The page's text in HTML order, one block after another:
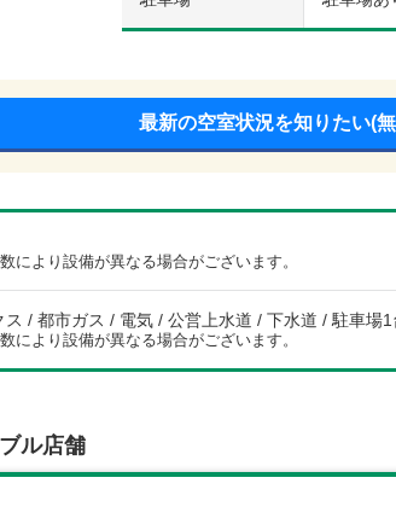
最新の空室状況を知りたい(
により設備が異なる場合がございます。
ス / 都市ガス / 電気 / 公営上水道 / 下水道 / 駐車場
により設備が異なる場合がございます。
ル店舗